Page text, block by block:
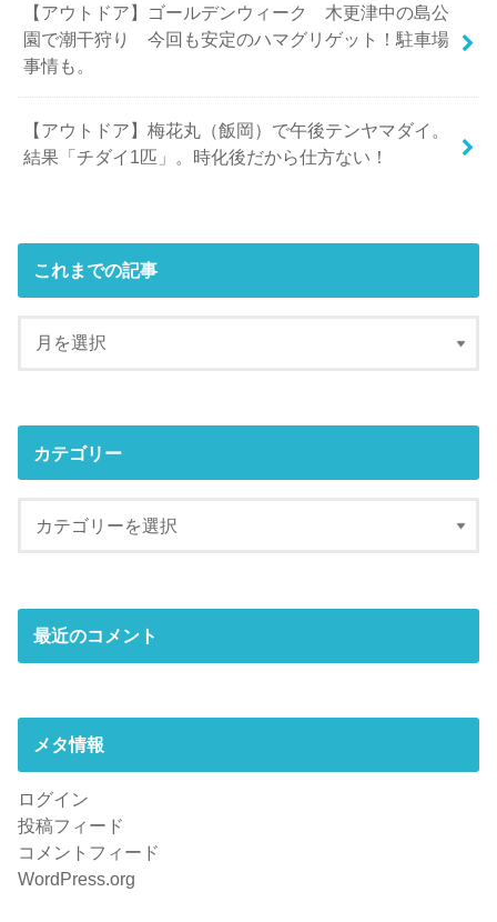
【アウトドア】ゴールデンウィーク 木更津中の島公
園で潮干狩り 今回も安定のハマグリゲット！駐車場
事情も。
【アウトドア】梅花丸（飯岡）で午後テンヤマダイ。
結果「チダイ1匹」。時化後だから仕方ない！
これまでの記事
カテゴリー
最近のコメント
メタ情報
ログイン
投稿フィード
コメントフィード
WordPress.org